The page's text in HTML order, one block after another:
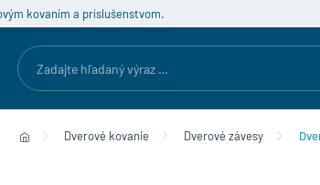
kovaním a príslušenstvom.
Dverové kovanie Dverové závesy